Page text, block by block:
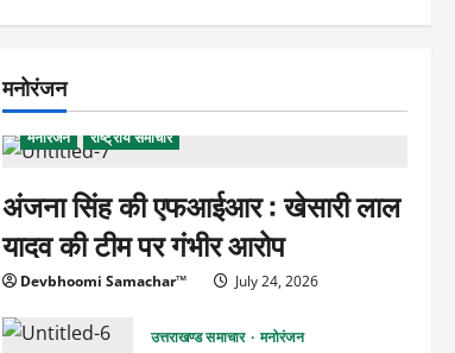
मनोरंजन
मनोरंजन राष्ट्रीय समाचार
अंजना सिंह की एफआईआर : खेसारी लाल
यादव की टीम पर गंभीर आरोप
Devbhoomi Samachar™ July 24, 2026
उत्तराखण्ड समाचार मनोरंजन